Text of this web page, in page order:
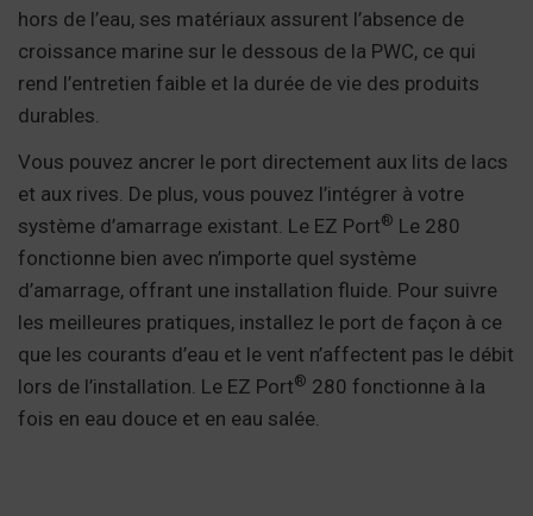
hors de l’eau, ses matériaux assurent l’absence de
croissance marine sur le dessous de la PWC, ce qui
rend l’entretien faible et la durée de vie des produits
durables.
Vous pouvez ancrer le port directement aux lits de lacs
et aux rives. De plus, vous pouvez l’intégrer à votre
système d’amarrage existant. Le EZ Port® Le 280
fonctionne bien avec n’importe quel système
d’amarrage, offrant une installation fluide. Pour suivre
les meilleures pratiques, installez le port de façon à ce
que les courants d’eau et le vent n’affectent pas le débit
lors de l’installation. Le EZ Port® 280 fonctionne à la
fois en eau douce et en eau salée.